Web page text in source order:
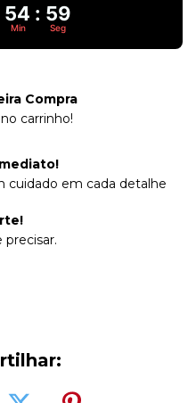
54 : 59
Min Seg
Compra
carrinho!
cuidado em cada detalhe
precisar.